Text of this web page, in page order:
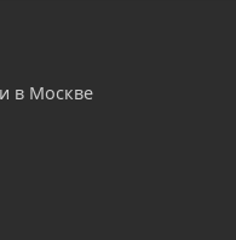
в Москве